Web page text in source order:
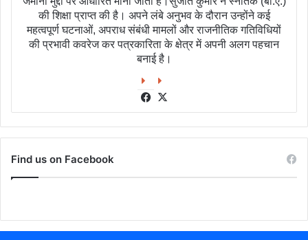
की शिक्षा प्राप्त की है। अपने लंबे अनुभव के दौरान उन्होंने कई
महत्वपूर्ण घटनाओं, अपराध संबंधी मामलों और राजनीतिक गतिविधियों
की प्रभावी कवरेज कर पत्रकारिता के क्षेत्र में अपनी अलग पहचान
बनाई है।
Facebook
Find us on Facebook